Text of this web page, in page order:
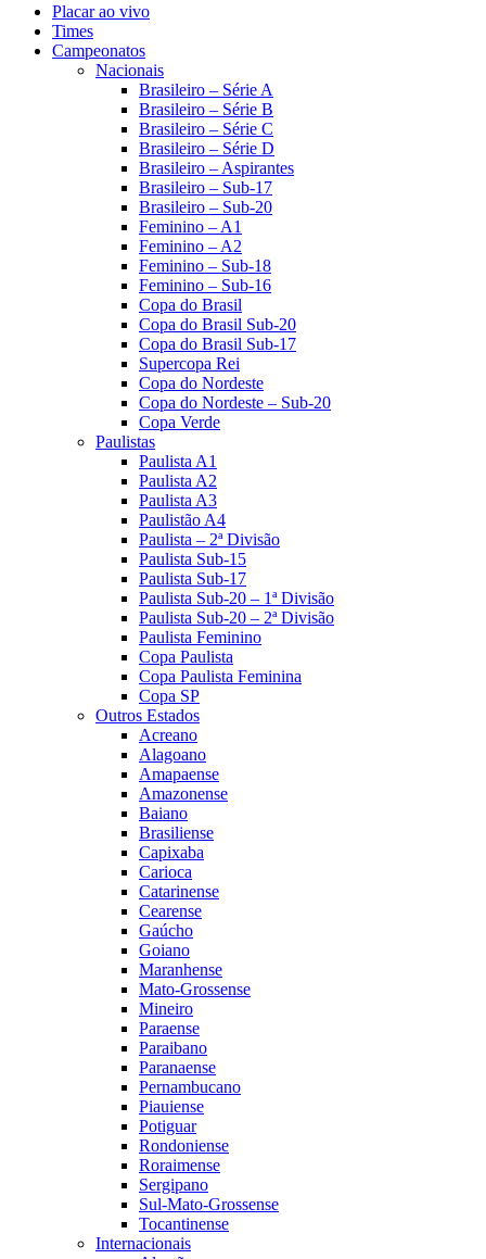
Placar ao vivo
Times
Campeonatos
Nacionais
Brasileiro – Série A
Brasileiro – Série B
Brasileiro – Série C
Brasileiro – Série D
Brasileiro – Aspirantes
Brasileiro – Sub-17
Brasileiro – Sub-20
Feminino – A1
Feminino – A2
Feminino – Sub-18
Feminino – Sub-16
Copa do Brasil
Copa do Brasil Sub-20
Copa do Brasil Sub-17
Supercopa Rei
Copa do Nordeste
Copa do Nordeste – Sub-20
Copa Verde
Paulistas
Paulista A1
Paulista A2
Paulista A3
Paulistão A4
Paulista – 2ª Divisão
Paulista Sub-15
Paulista Sub-17
Paulista Sub-20 – 1ª Divisão
Paulista Sub-20 – 2ª Divisão
Paulista Feminino
Copa Paulista
Copa Paulista Feminina
Copa SP
Outros Estados
Acreano
Alagoano
Amapaense
Amazonense
Baiano
Brasiliense
Capixaba
Carioca
Catarinense
Cearense
Gaúcho
Goiano
Maranhense
Mato-Grossense
Mineiro
Paraense
Paraibano
Paranaense
Pernambucano
Piauiense
Potiguar
Rondoniense
Roraimense
Sergipano
Sul-Mato-Grossense
Tocantinense
Internacionais